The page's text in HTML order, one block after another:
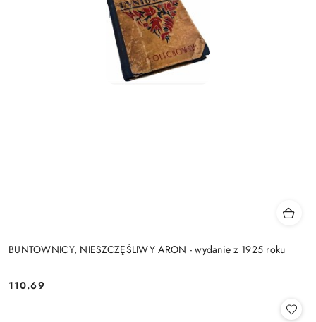
BUNTOWNICY, NIESZCZĘŚLIWY ARON - wydanie z 1925 roku
Cena:
110.69